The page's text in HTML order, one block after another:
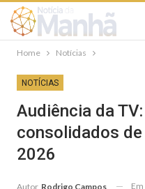
Home Notícias
NOTÍCIAS
Audiência da
consolidados
2026
Autor Rodrigo Campos Em